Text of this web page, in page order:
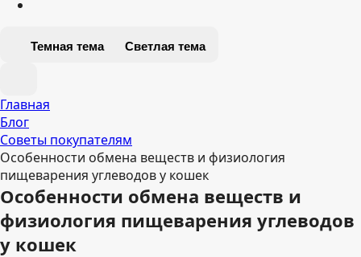
Темная тема Светлая тема
Главная
Блог
Советы покупателям
Особенности обмена веществ и физиология
пищеварения углеводов у кошек
Особенности обмена веществ и
физиология пищеварения углеводов
у кошек